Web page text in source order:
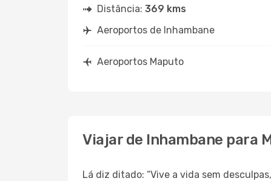
Distância: 369 kms
Aeroportos de Inhambane
Aeroportos Maputo
Viajar de Inhambane para
Lá diz ditado: “Vive a vida sem